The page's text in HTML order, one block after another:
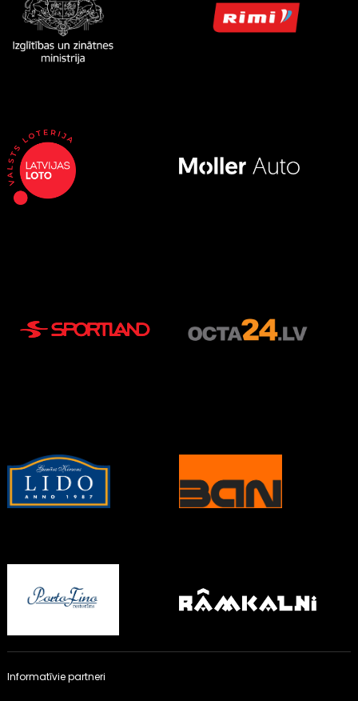
Informatīvie partneri